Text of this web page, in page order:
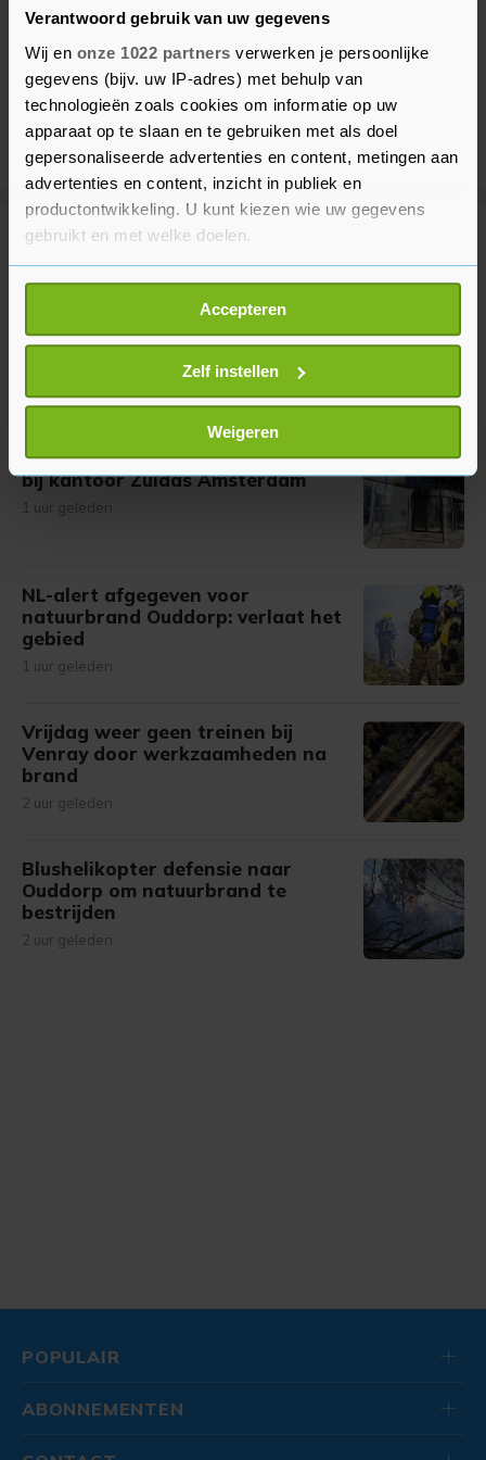
Verantwoord gebruik van uw gegevens
Wij en onze 1022 partners verwerken je persoonlijke
gegevens (bijv. uw IP-adres) met behulp van
technologieën zoals cookies om informatie op uw
apparaat op te slaan en te gebruiken met als doel
gepersonaliseerde advertenties en content, metingen aan
advertenties en content, inzicht in publiek en
productontwikkeling. U kunt kiezen wie uw gegevens
gebruikt en met welke doelen.
Als u het toestaat, willen we ook graag:
Informatie verzamelen over uw geografische
locatie, die tot een paar meter nauwkeurig kan zijn
Uw apparaat identificeren door het actief te
scannen op specifieke eigenschappen (fingerprinting)
Lees meer over hoe uw persoonlijke gegevens worden
verwerkt en stel uw voorkeuren in het
U kunt uw toestemming op elk moment wijzigen of
intrekken in de Cookieverklaring.
onze cookiepagina kun je ons cookiebeleid bekijken en je
gemaakte keuze altijd wijzigen of intrekken.
Accepteren
Zelf instellen
Weigeren
Meer uit Binnenland
Natuurbrand bij Ouddorp breidt
zich niet meer uit door stoplijnen
Jeugddetentie geëist voor explosie
bij kantoor Zuidas Amsterdam
1 uur geleden
NL-alert afgegeven voor
natuurbrand Ouddorp: verlaat het
gebied
1 uur geleden
Vrijdag weer geen treinen bij
Venray door werkzaamheden na
brand
2 uur geleden
Blushelikopter defensie naar
Ouddorp om natuurbrand te
bestrijden
2 uur geleden
POPULAIR
ABONNEMENTEN